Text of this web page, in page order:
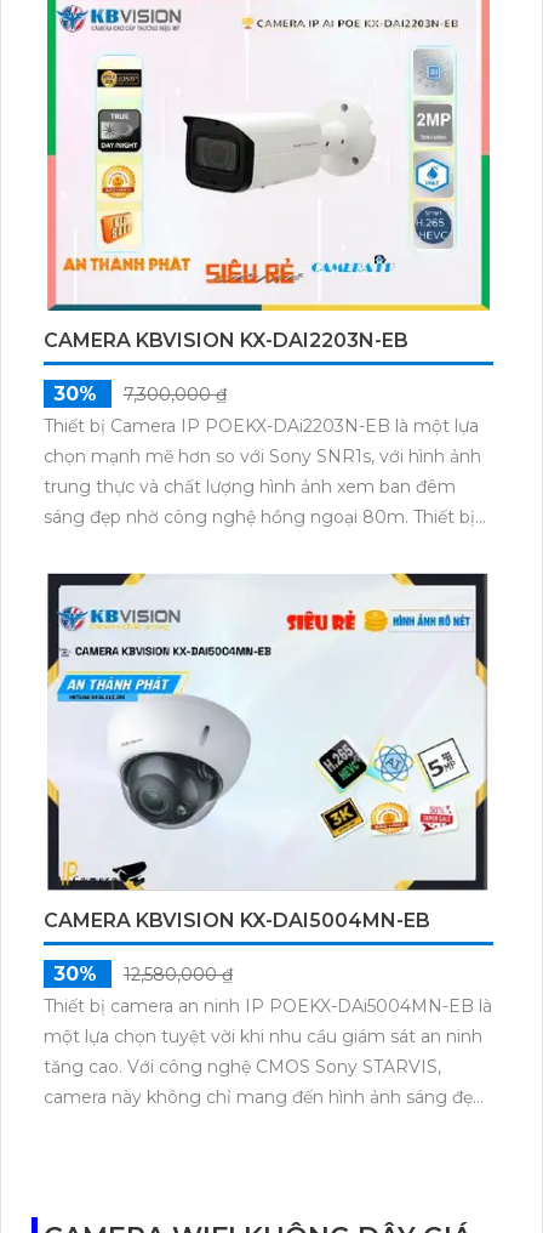
CAMERA KBVISION KX-DAI2203N-EB
30%
7,300,000 ₫
Thiết bị Camera IP POEKX-DAi2203N-EB là một lựa
chọn mạnh mẽ hơn so với Sony SNR1s, với hình ảnh
trung thực và chất lượng hình ảnh xem ban đêm
sáng đẹp nhờ công nghệ hồng ngoại 80m. Thiết bị
tiết kiệm chi phí cho hệ thống giám sát lớn, với độ
nét lên đến 2.0 MP. Hơn nữa, tích hợp các công
nghệ nén hình H.265/H.264+/H.264 giúp tiết kiệm
50% dung lượng. Đặc biệt, camera còn sử dụng công
nghệ nhìn đêm chất lượng Starlight, mang lại hiệu
quả giám sát tối ưu trong mọi điều kiện ánh sáng.
CAMERA KBVISION KX-DAI5004MN-EB
30%
12,580,000 ₫
Thiết bị camera an ninh IP POEKX-DAi5004MN-EB là
một lựa chọn tuyệt vời khi nhu cầu giám sát an ninh
tăng cao. Với công nghệ CMOS Sony STARVIS,
camera này không chỉ mang đến hình ảnh sáng đẹp
cạnh đó, sử dụng công nghệ IP POE giúp giảm chi